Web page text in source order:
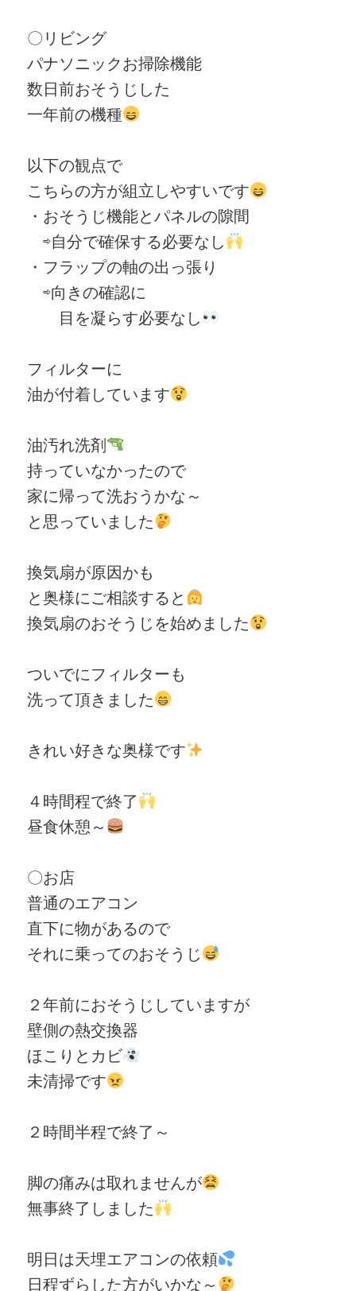
〇リビング
パナソニックお掃除機能
数日前おそうじした
一年前の機種
以下の観点で
こちらの方が組立しやすいです
・おそうじ機能とパネルの隙間
⇨自分で確保する必要なし
・フラップの軸の出っ張り
⇨向きの確認に
目を凝らす必要なし
フィルターに
油が付着しています
油汚れ洗剤
持っていなかったので
家に帰って洗おうかな～
と思っていました
換気扇が原因かも
と奥様にご相談すると
換気扇のおそうじを始めました
ついでにフィルターも
洗って頂きました
きれい好きな奥様です
４時間程で終了
昼食休憩～
〇お店
普通のエアコン
直下に物があるので
それに乗ってのおそうじ
２年前におそうじしていますが
壁側の熱交換器
ほこりとカビ
未清掃です
２時間半程で終了～
脚の痛みは取れませんが
無事終了しました
明日は天埋エアコンの依頼
日程ずらした方がいかな～